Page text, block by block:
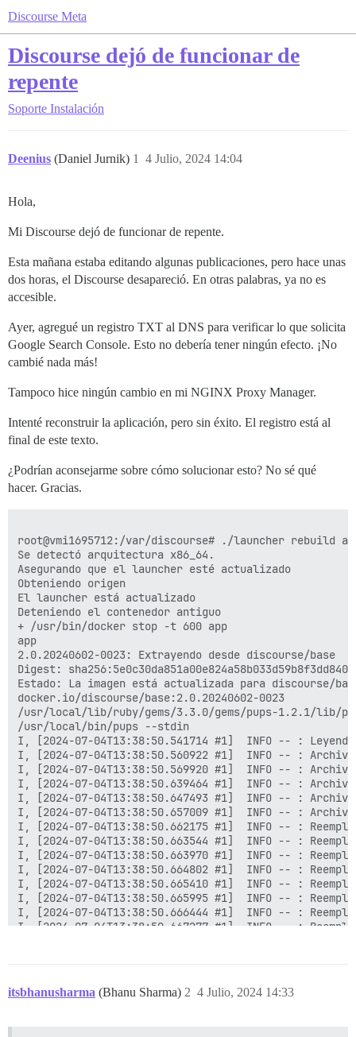
Discourse Meta
Discourse dejó de funcionar de
repente
Soporte Instalación
Deenius (Daniel Jurnik) 4 Julio, 2024 14:04
1
Hola,
Mi Discourse dejó de funcionar de repente.
Esta mañana estaba editando algunas publicaciones, pero hace unas
dos horas, el Discourse desapareció. En otras palabras, ya no es
accesible.
Ayer, agregué un registro TXT al DNS para verificar lo que solicita
Google Search Console. Esto no debería tener ningún efecto. ¡No
cambié nada más!
Tampoco hice ningún cambio en mi NGINX Proxy Manager.
Intenté reconstruir la aplicación, pero sin éxito. El registro está al
final de este texto.
¿Podrían aconsejarme sobre cómo solucionar esto? No sé qué
hacer. Gracias.
itsbhanusharma (Bhanu Sharma) 4 Julio, 2024 14:33
2